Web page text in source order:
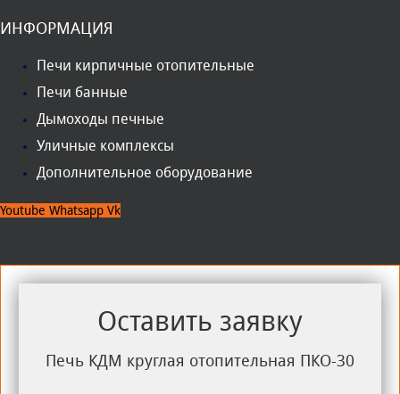
ИНФОРМАЦИЯ
Печи кирпичные отопительные
Печи банные
Дымоходы печные
Уличные комплексы
Дополнительное оборудование
Youtube Whatsapp Vk
Оставить заявку
Печь КДМ круглая отопительная ПКО-30